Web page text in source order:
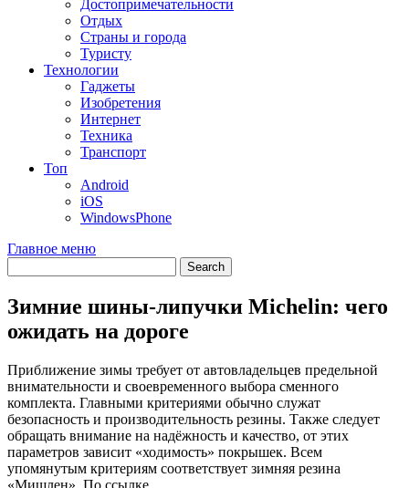
Достопримечательности
Отдых
Страны и города
Туристу
Технологии
Гаджеты
Изобретения
Интернет
Техника
Транспорт
Топ
Android
iOS
WindowsPhone
Главное меню
Зимние шины-липучки Michelin: чего
ожидать на дороге
Приближение зимы требует от автовладельцев предельной
внимательности и своевременного выбора сменного
комплекта. Главными критериями обычно служат
безопасность и производительность резины. Также следует
обращать внимание на надёжность и качество, от этих
параметров зависит «ходимость» покрышек. Всем
упомянутым критериям соответствует зимняя резина
«Мишлен». По ссылке